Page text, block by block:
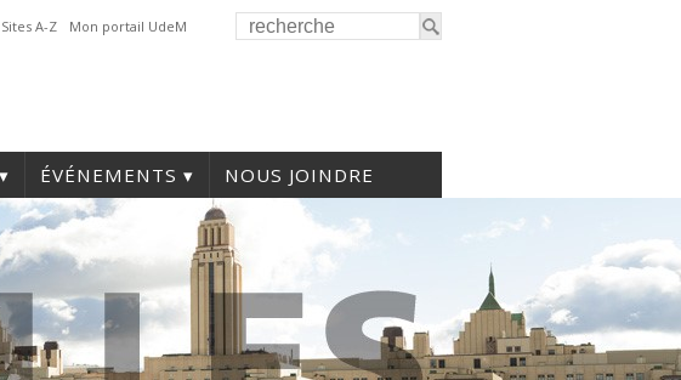
Sites A-Z Mon portail UdeM
ÉVÉNEMENTS NOUS JOINDRE